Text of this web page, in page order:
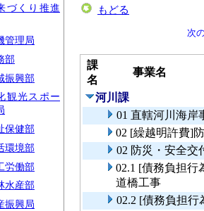
づくり推進
管理局
部
振興部
観光スポー
保健部
環境部
労働部
水産部
振興局
もどる
次
課
名
事業名
河川課
01 直轄河川海岸
02 [繰越明許費]
02 防災・安全交
02.1 [債務負担
道橋工事
02.2 [債務負担